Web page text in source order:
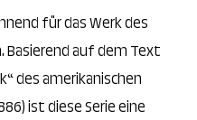
für das Werk des
Basierend auf dem Text
des amerikanischen
ist diese Serie eine